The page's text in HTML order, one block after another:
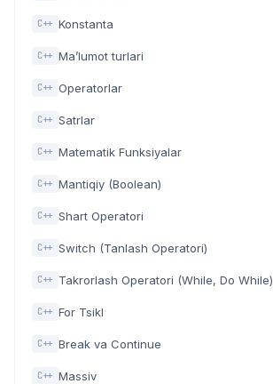
C++ Konstanta
C++ Ma’lumot turlari
C++ Operatorlar
C++ Satrlar
C++ Matematik Funksiyalar
C++ Mantiqiy (Boolean)
C++ Shart Operatori
C++ Switch (Tanlash Operatori)
C++ Takrorlash Operatori (While, Do While)
C++ For Tsikl
C++ Break va Continue
C++ Massiv